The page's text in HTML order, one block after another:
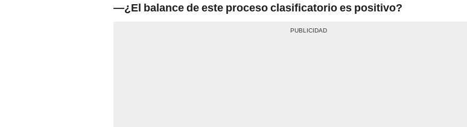
—¿El balance de este proceso clasificatorio es positivo?